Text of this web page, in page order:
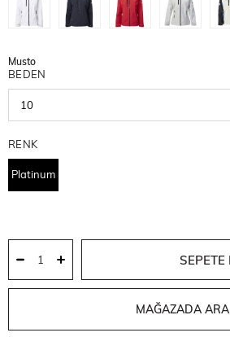
Musto
BEDEN
RENK
Platinum
MAĞAZADA ARA